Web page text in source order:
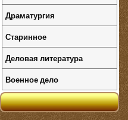
Драматургия
Старинное
Деловая литература
Военное дело